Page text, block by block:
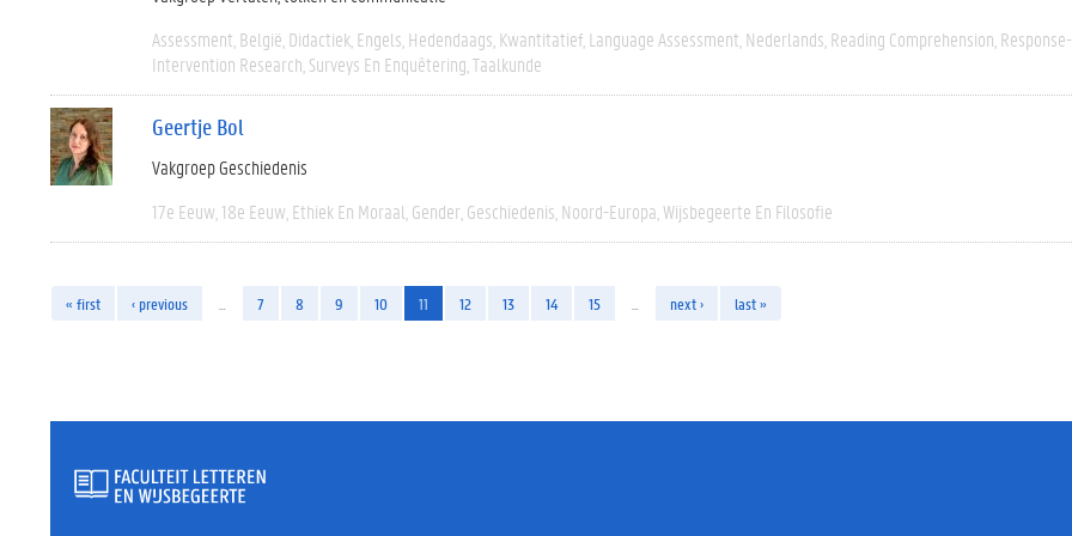
Assessment België Didactiek Engels Hedendaags Kwantitatief Language Assessment Nederlands Reading Comprehension
Intervention Research Surveys En Enquêtering Taalkunde
Geertje Bol
Vakgroep Geschiedenis
17e Eeuw 18e Eeuw Ethiek En Moraal Gender Geschiedenis Noord-Europa Wijsbegeerte En Filosofie
« first ‹ previous 7 8 9 10 11 12 13 14 15 next › last »